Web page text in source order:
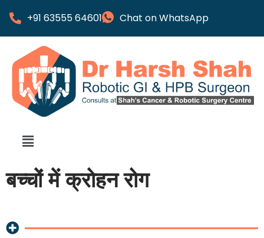
+91 63555 64601 Chat on WhatsApp
बच्चों में क्रोहन रोग